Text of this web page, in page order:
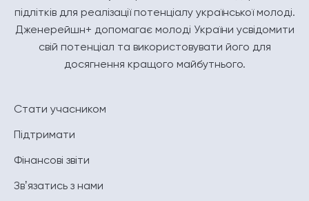
підлітків для реалізації потенціалу української молоді.
Дженерейшн+ допомагає молоді України усвідомити
свій потенціал та використовувати його для
досягнення кращого майбутнього.
Стати учасником
Підтримати
Фінансові звіти
Звʼязатись з нами